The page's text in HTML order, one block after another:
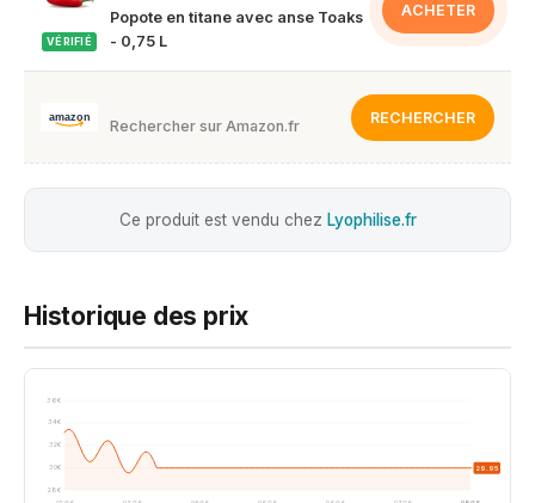
VÉRIFIÉ
Popote en titane avec anse Toaks
- 0,75 L
ACHETER
Rechercher sur Amazon.fr RECHERCHER
Ce produit est vendu chez Lyophilise.fr
Historique des prix
28€
30€
32€
34€
36€
29.95